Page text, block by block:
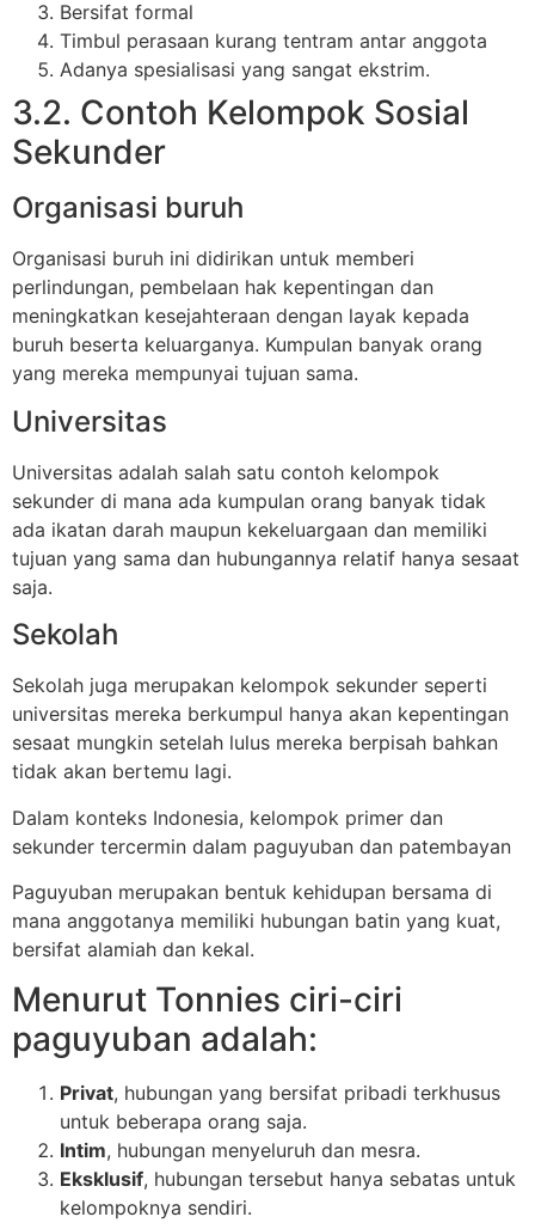
Bersifat formal
Timbul perasaan kurang tentram antar anggota
Adanya spesialisasi yang sangat ekstrim.
3.2. Contoh Kelompok Sosial
Sekunder
Organisasi buruh
Organisasi buruh ini didirikan untuk memberi
perlindungan, pembelaan hak kepentingan dan
meningkatkan kesejahteraan dengan layak kepada
buruh beserta keluarganya. Kumpulan banyak orang
yang mereka mempunyai tujuan sama.
Universitas
Universitas adalah salah satu contoh kelompok
sekunder di mana ada kumpulan orang banyak tidak
ada ikatan darah maupun kekeluargaan dan memiliki
tujuan yang sama dan hubungannya relatif hanya sesaat
saja.
Sekolah
Sekolah juga merupakan kelompok sekunder seperti
universitas mereka berkumpul hanya akan kepentingan
sesaat mungkin setelah lulus mereka berpisah bahkan
tidak akan bertemu lagi.
Dalam konteks Indonesia, kelompok primer dan
sekunder tercermin dalam paguyuban dan patembayan
Paguyuban merupakan bentuk kehidupan bersama di
mana anggotanya memiliki hubungan batin yang kuat,
bersifat alamiah dan kekal.
Menurut Tonnies ciri-ciri
paguyuban adalah:
Privat, hubungan yang bersifat pribadi terkhusus
untuk beberapa orang saja.
Intim, hubungan menyeluruh dan mesra.
Eksklusif, hubungan tersebut hanya sebatas untuk
kelompoknya sendiri.